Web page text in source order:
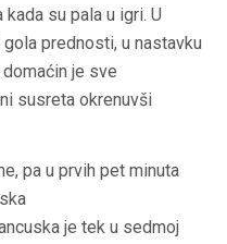
su pala u igri. U
prednosti, u nastavku
je sve
susreta okrenuvši
pa u prvih pet minuta
je tek u sedmoj